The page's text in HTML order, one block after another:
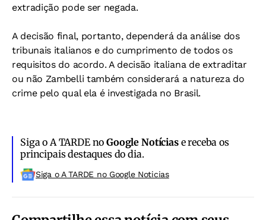
extradição pode ser negada.
A decisão final, portanto, dependerá da análise dos
tribunais italianos e do cumprimento de todos os
requisitos do acordo. A decisão italiana de extraditar
ou não Zambelli também considerará a natureza do
crime pelo qual ela é investigada no Brasil.
Siga o A TARDE noGoogle Notíciase receba os
principais destaques do dia.
Siga o A TARDE no Google Noticias